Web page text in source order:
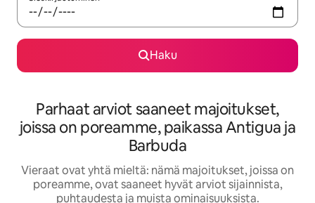
Haku
Parhaat arviot saaneet majoitukset,
joissa on poreamme, paikassa Antigua ja
Barbuda
Vieraat ovat yhtä mieltä: nämä majoitukset, joissa on
poreamme, ovat saaneet hyvät arviot sijainnista,
puhtaudesta ja muista ominaisuuksista.